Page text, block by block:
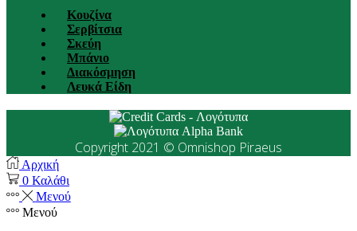
Κουζίνα
Σερβίτσια
Σκεύη
Μπάνιο
Διακόσμηση
Λευκά Είδη
Copyright 2021 © Omnishop Piraeus
Αρχική
0 Καλάθι
Μενού
Μενού